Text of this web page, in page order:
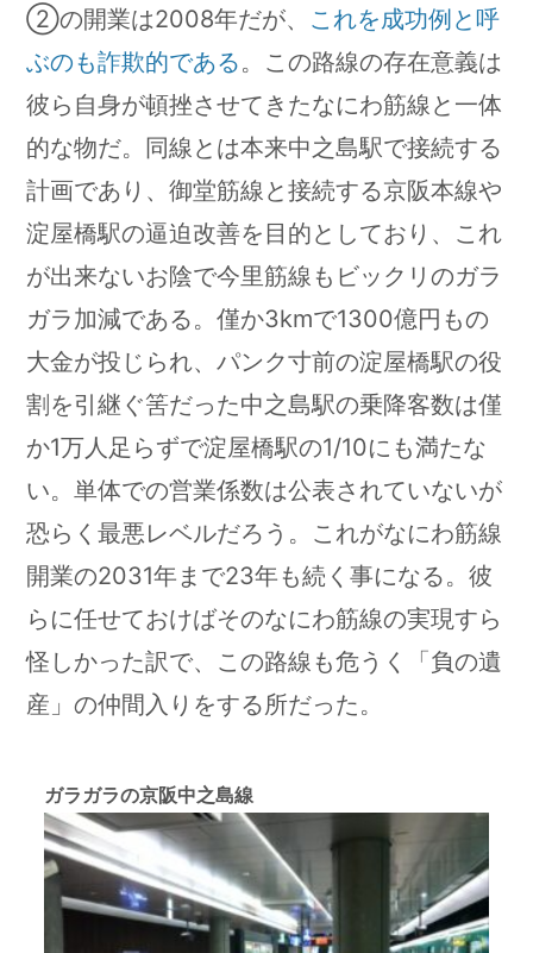
②の開業は2008年だが、 これを成功例と呼
ぶのも詐欺的である。この路線の存在意義は
彼ら自身が頓挫させてきたなにわ筋線と一体
的な物だ。同線とは本来中之島駅で接続する
計画であり、御堂筋線と接続する京阪本線や
淀屋橋駅の逼迫改善を目的としており、これ
が出来ないお陰で今里筋線もビックリのガラ
ガラ加減である。僅か3kmで1300億円もの
大金が投じられ、パンク寸前の淀屋橋駅の役
割を引継ぐ筈だった中之島駅の乗降客数は僅
か1万人足らずで淀屋橋駅の1/10にも満たな
い。単体での営業係数は公表されていないが
恐らく最悪レベルだろう。これがなにわ筋線
開業の2031年まで23年も続く事になる。彼
らに任せておけばそのなにわ筋線の実現すら
怪しかった訳で、この路線も危うく「負の遺
産」の仲間入りをする所だった。
ガラガラの京阪中之島線